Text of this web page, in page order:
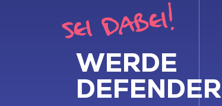
SEI DABEI!
WERDE
DEFENDER